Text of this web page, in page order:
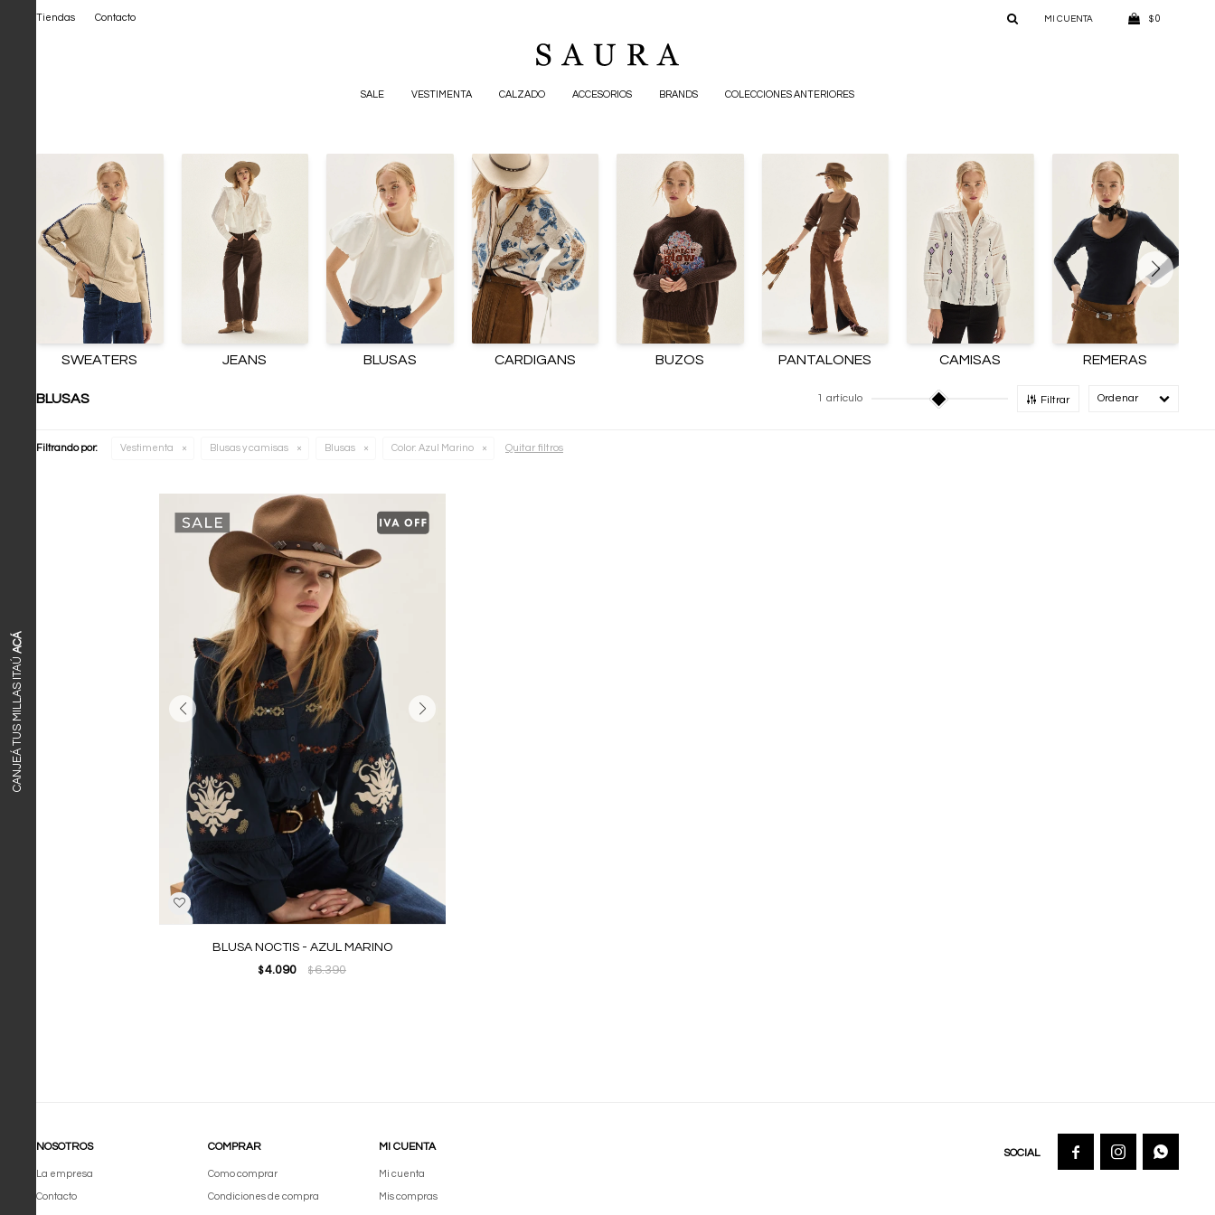
SALE VESTIMENTA CALZADO ACCESORIOS BRANDS COLECCIONES ANTERIORES
$ 0
Tiendas Contacto
CANJEÁ TUS MILLAS ITAÚ
ACÁ
SWEATERS JEANS BLUSAS CARDIGANS BUZOS PANTALONES CAMISAS REMERAS
BLUSAS 1 artículo Filtrar
Filtrando por: Vestimenta Blusas y camisas Blusas Color: Azul Marino Quitar filtros
BLUSA NOCTIS - AZUL MARINO
$4.090 $6.390
NOSOTROS
La empresa
Contacto
COMPRAR
Como comprar
Condiciones de compra
MI CUENTA
Mi cuenta
Mis compras
  